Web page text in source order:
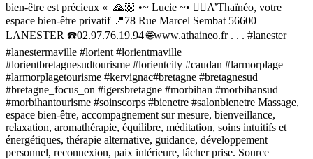
bien-être est précieux « 🙏🏼 •~ Lucie ~• 💆‍♀️A’Thaïnéo, votre
espace bien-être privatif 📍78 Rue Marcel Sembat 56600
LANESTER ☎️02.97.76.19.94 🌐www.athaineo.fr . . . #lanester
#lanestermaville #lorient #lorientmaville
#lorientbretagnesudtourisme #lorientcity #caudan #larmorplage
#larmorplagetourisme #kervignac#bretagne #bretagnesud
#bretagne_focus_on #igersbretagne #morbihan #morbihansud
#morbihantourisme #soinscorps #bienetre #salonbienetre Massage,
espace bien-être, accompagnement sur mesure, bienveillance,
relaxation, aromathérapie, équilibre, méditation, soins intuitifs et
énergétiques, thérapie alternative, guidance, développement
personnel, reconnexion, paix intérieure, lâcher prise. Source